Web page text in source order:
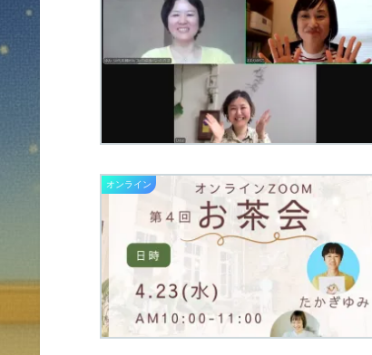
オンライン